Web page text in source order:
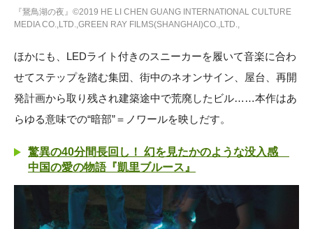
『鵞鳥湖の夜』©2019 HE LI CHEN GUANG INTERNATIONAL CULTURE
MEDIA CO.,LTD.,GREEN RAY FILMS(SHANGHAI)CO.,LTD.,
ほかにも、LEDライト付きのスニーカーを履いて音楽に合わ
せてステップを踏む集団、街中のネオンサイン、屋台、再開
発計画から取り残され建築途中で荒廃したビル……本作はあ
らゆる意味での“暗部”＝ノワールを映しだす。
驚異の40分間長回し！ 幻を見たかのような没入感
中国の愛の物語『凱里ブルース』